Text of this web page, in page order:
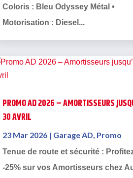
Coloris : Bleu Odyssey Métal •
Motorisation : Diesel...
PROMO AD 2026 – AMORTISSEURS
30 AVRIL
23 Mar 2026| Garage AD, Promo
Tenue de route et sécurité :
-25% sur vos Amortisseurs chez